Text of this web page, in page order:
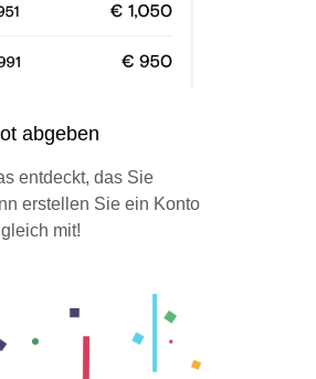
abgeben
entdeckt, das Sie
erstellen Sie ein Konto
mit!